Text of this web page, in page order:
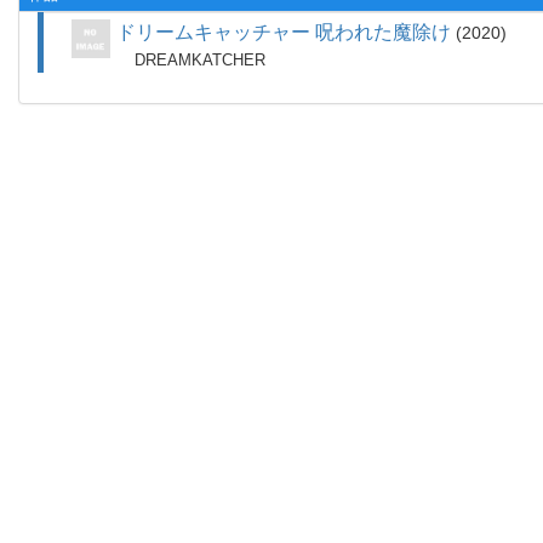
ドリームキャッチャー 呪われた魔除け 2020
DREAMKATCHER